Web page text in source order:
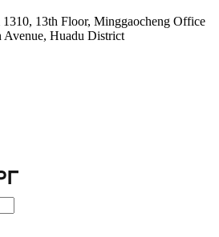
13th Floor, Minggaocheng Office
Huadu District